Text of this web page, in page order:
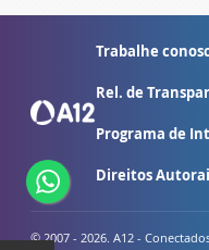
Trabalhe
Rel. de
Programa de
Direitos
© 2007 - 2026. A12 -